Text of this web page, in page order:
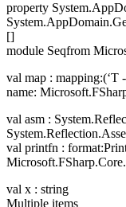
property
[]
module Seqfrom
val map : mapping:(‘T
name:
val asm :
val printfn :
val x : string
Multiple items